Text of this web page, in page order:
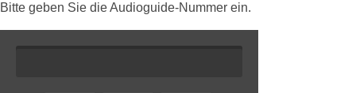
Bitte geben Sie die Audioguide-Nummer ein.